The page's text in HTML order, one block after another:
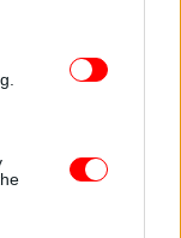
στη
ίδια χρονιά
την Αταλάντα
τη σεζόν